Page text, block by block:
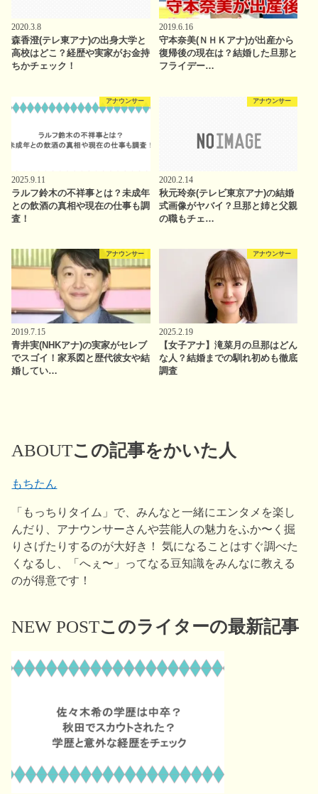
2020.3.8
森香澄(テレ東アナ)の出身大学と
高校はどこ？経歴や実家がお金持
ちかチェック！
2019.6.16
守本奈美(ＮＨＫアナ)が出産から
復帰後の現在は？結婚した旦那と
フライデー…
アナウンサー
2025.9.11
ラルフ鈴木の不祥事とは？未成年
との飲酒の真相や現在の仕事も調
査！
アナウンサー
2020.2.14
秋元玲奈(テレビ東京アナ)の結婚
式画像がヤバイ？旦那と姉と父親
の職もチェ…
アナウンサー
2019.7.15
青井実(NHKアナ)の実家がセレブ
でスゴイ！家系図と歴代彼女や結
婚してい…
アナウンサー
2025.2.19
【女子アナ】滝菜月の旦那はどん
な人？結婚までの馴れ初めも徹底
調査
ABOUTこの記事をかいた人
もちたん
「もっちりタイム」で、みんなと一緒にエンタメを楽し
んだり、アナウンサーさんや芸能人の魅力をふか〜く掘
りさげたりするのが大好き！ 気になることはすぐ調べた
くなるし、「へぇ〜」ってなる豆知識をみんなに教える
のが得意です！
NEW POSTこのライターの最新記事